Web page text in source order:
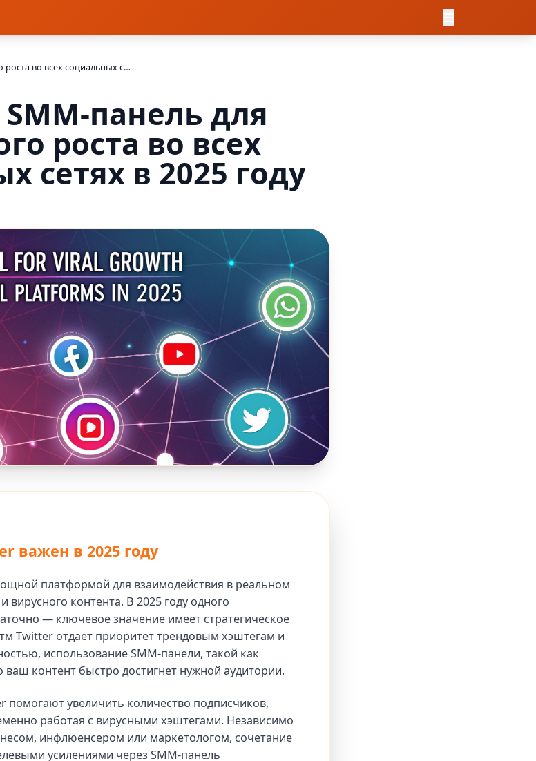
Лучшая SMM-панель для вирусного роста во всех социальных сетях в 2025 году
панель для
роста во всех
сетях в 2025 году
важен в 2025 году
платформой для взаимодействия в реальном
вирусного контента. В 2025 году одного
— ключевое значение имеет стратегическое
Twitter отдает приоритет трендовым хэштегам и
использование SMM-панели, такой как
ваш контент быстро достигнет нужной аудитории.
помогают увеличить количество подписчиков,
работая с вирусными хэштегами. Независимо
инфлюенсером или маркетологом, сочетание
усилениями через SMM-панель